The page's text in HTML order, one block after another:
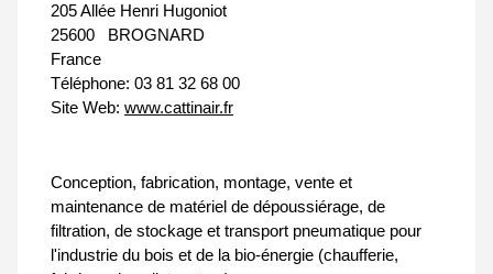
205 Allée Henri Hugoniot
25600
BROGNARD
France
Téléphone: 03 81 32 68 00
Site Web: www.cattinair.fr
Conception, fabrication, montage, vente et
maintenance de matériel de dépoussiérage, de
filtration, de stockage et transport pneumatique pour
l'industrie du bois et de la bio-énergie (chaufferie,